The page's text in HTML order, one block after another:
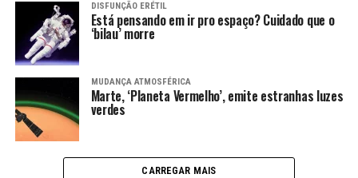
DISFUNÇÃO ERÉTIL
Está pensando em ir pro espaço? Cuidado que o
‘bilau’ morre
MUDANÇA ATMOSFÉRICA
Marte, ‘Planeta Vermelho’, emite estranhas luzes
verdes
CARREGAR MAIS